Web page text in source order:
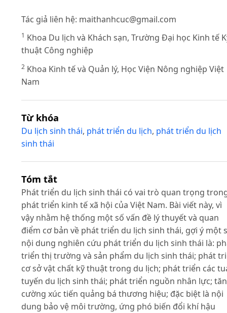
Tác giả liên hệ: maithanhcuc@gmail.com
1 Khoa Du lịch và Khách sạn, Trường Đại học Kinh tế
thuật Công nghiệp
2 Khoa Kinh tế và Quản lý, Học Viện Nông nghiệp Việt
Nam
Từ khóa
Du lịch sinh thái, phát triển du lịch, phát triển du lịch
sinh thái
Tóm tắt
Phát triển du lịch sinh thái có vai trò quan trọng
phát triển kinh tế xã hội của Việt Nam. Bài viết này, vì
vậy nhằm hệ thống một số vấn đề lý thuyết và quan
điểm cơ bản về phát triển du lịch sinh thái, gợi ý một
nội dung nghiên cứu phát triển du lịch sinh thái là:
triển thị trường và sản phẩm du lịch sinh thái; phát
cơ sở vật chất kỹ thuật trong du lịch; phát triển các
tuyến du lịch sinh thái; phát triển nguồn nhân lực;
cường xúc tiến quảng bá thương hiệu; đặc biệt là nội
dung bảo vệ môi trường, ứng phó biến đổi khí hậu